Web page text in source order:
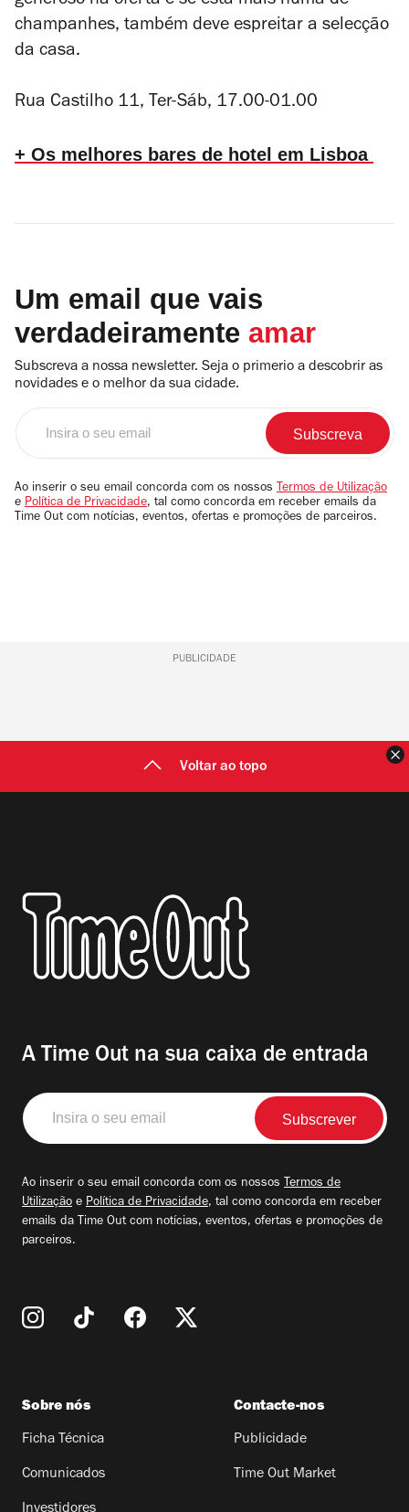
champanhes, também deve espreitar a selecção
da casa.
Rua Castilho 11, Ter-Sáb, 17.00-01.00
+ Os melhores bares de hotel em Lisboa
Um email que vais
verdadeiramente amar
Subscreva a nossa newsletter. Seja o primerio a descobrir as
novidades e o melhor da sua cidade.
email
Ao inserir o seu email concorda com os nossos Termos de Utilização
e Política de Privacidade, tal como concorda em receber emails da
Time Out com notícias, eventos, ofertas e promoções de parceiros.
PUBLICIDADE
Voltar ao topo
A Time Out na sua caixa de entrada
Insira
o
seu
Ao inserir o seu email concorda com os nossos Termos de
Utilização e Política de Privacidade, tal como concorda em receber
emails da Time Out com notícias, eventos, ofertas e promoções de
parceiros.
Sobre nós
Ficha Técnica
Comunicados
Investidores
Contacte-nos
Publicidade
Time Out Market